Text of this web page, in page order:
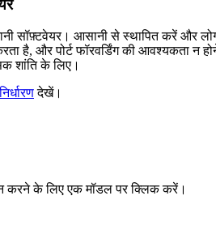
सॉफ़्टवेयर। आसानी से स्थापित करें और
है, और पोर्ट फॉरवर्डिंग की आवश्यकता न
शांति के लिए।
देखें।
करने के लिए एक मॉडल पर क्लिक करें।